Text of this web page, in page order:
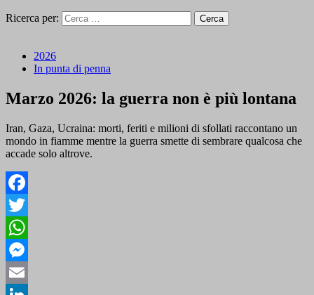
Ricerca per:
2026
In punta di penna
Marzo 2026: la guerra non è più lontana
Iran, Gaza, Ucraina: morti, feriti e milioni di sfollati raccontano un
mondo in fiamme mentre la guerra smette di sembrare qualcosa che
accade solo altrove.
Facebook
Twitter
WhatsApp
Messenger